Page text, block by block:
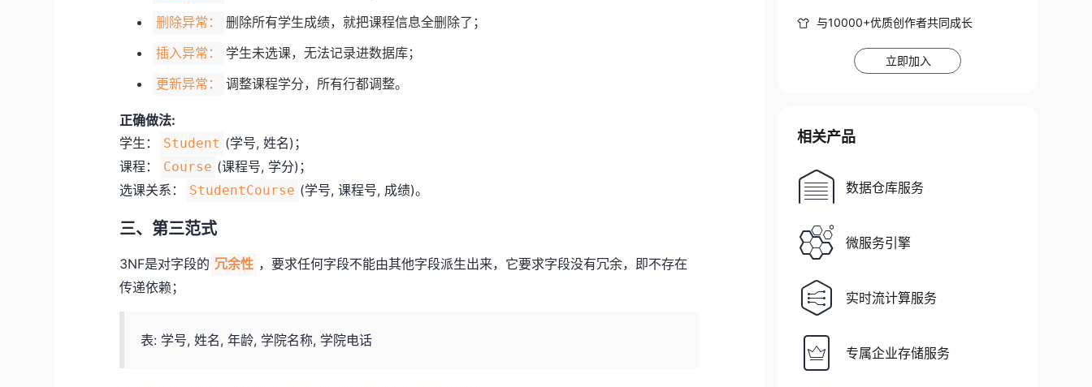
删除异常： 删除所有学生成绩，就把课程信息全删除了；
插入异常： 学生未选课，无法记录进数据库；
更新异常： 调整课程学分，所有行都调整。
正确做法:
学生：
Student (学号, 姓名)；
课程：
Course (课程号, 学分)；
选课关系：
StudentCourse (学号, 课程号, 成绩)。
三、第三范式
3NF是对字段的 冗余性 ，要求任何字段不能由其他字段派生出来，它要求字段没有冗余，即不存在
传递依赖；
表: 学号, 姓名, 年龄, 学院名称, 学院电话
与10000+优质创作者共同成长
立即加入
相关产品
数据仓库服务
微服务引擎
实时流计算服务
专属企业存储服务